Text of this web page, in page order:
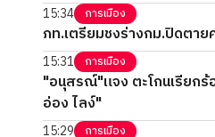
15:34 การเมือง
ภท.เตรียมชงร่างกม.ปิดตาย
15:31 การเมือง
"อนุสรณ์"แจง ตะโกนเรียก
อ่อง ไลง์"
15:29 การเมือง